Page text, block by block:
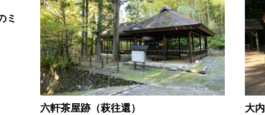
ミ
六軒茶屋跡（萩往還） 大